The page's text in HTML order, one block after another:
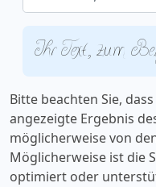
Ihr Text, zum
Bitte beachten Sie,
angezeigte Ergebnis
möglicherweise von
Möglicherweise ist die
optimiert oder